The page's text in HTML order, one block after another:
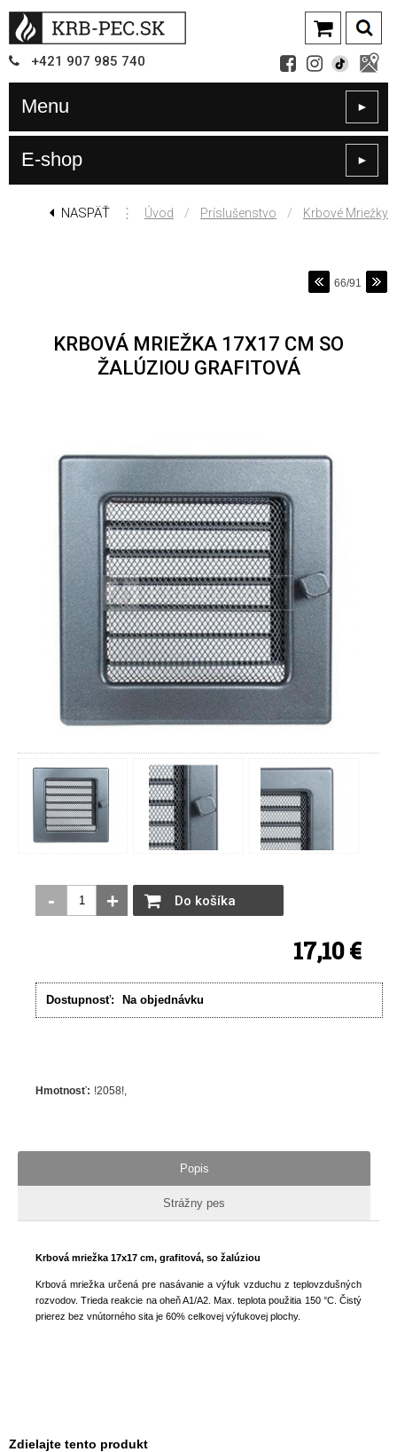
+421 907 985 740
Menu ►
E-shop ►
NASPÄŤ ⋮ Úvod / Príslušenstvo / Krbové Mriežky
66/91
KRBOVÁ MRIEŽKA 17X17 CM SO
ŽALÚZIOU GRAFITOVÁ
- + Do košíka
17,10 €
Dostupnosť: Na objednávku
Hmotnosť: !2058!
Popis
Strážny pes
Krbová mriežka 17x17 cm, grafitová, so žalúziou
Krbová mriežka určená pre nasávanie a výfuk vzduchu z teplovzdušných
rozvodov. Trieda reakcie na oheň A1/A2. Max. teplota použitia 150 °C. Čistý
prierez bez vnútorného sita je 60% celkovej výfukovej plochy.
Zdielajte tento produkt